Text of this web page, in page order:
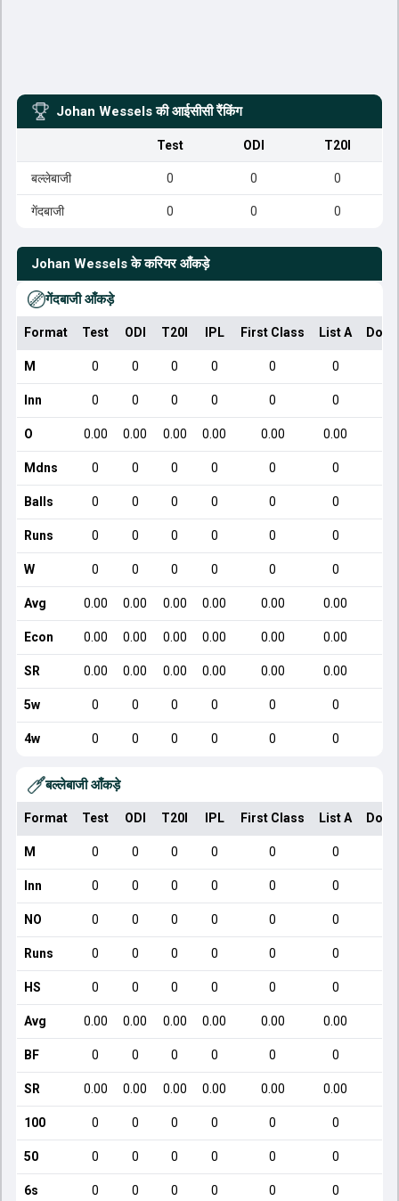
Johan Wessels की आईसीसी रैंकिंग
Test ODI T20I
बल्लेबाजी 0 0 0
गेंदबाजी 0 0 0
Johan Wessels के करियर आँकड़े
गेंदबाजी आँकड़े
Format Test ODI T20I IPL First Class List A
M 0 0 0 0 0 0
Inn 0 0 0 0 0 0
O 0.00 0.00 0.00 0.00 0.00 0.00
Mdns 0 0 0 0 0 0
Balls 0 0 0 0 0 0
Runs 0 0 0 0 0 0
W 0 0 0 0 0 0
Avg 0.00 0.00 0.00 0.00 0.00 0.00
Econ 0.00 0.00 0.00 0.00 0.00 0.00
SR 0.00 0.00 0.00 0.00 0.00 0.00
5w 0 0 0 0 0 0
4w 0 0 0 0 0 0
बल्लेबाजी आँकड़े
Format Test ODI T20I IPL First Class List A
M 0 0 0 0 0 0
Inn 0 0 0 0 0 0
NO 0 0 0 0 0 0
Runs 0 0 0 0 0 0
HS 0 0 0 0 0 0
Avg 0.00 0.00 0.00 0.00 0.00 0.00
BF 0 0 0 0 0 0
SR 0.00 0.00 0.00 0.00 0.00 0.00
100 0 0 0 0 0 0
50 0 0 0 0 0 0
6s 0 0 0 0 0 0